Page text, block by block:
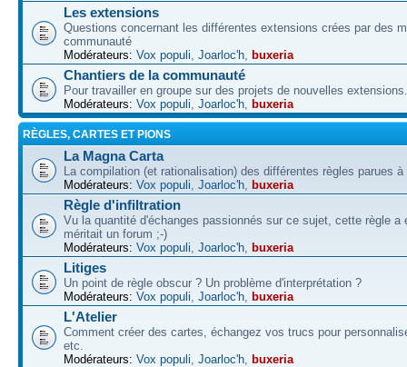
Les extensions
Questions concernant les différentes extensions crées par des
communauté
Modérateurs: Vox populi, Joarloc'h, buxeria
Chantiers de la communauté
Pour travailler en groupe sur des projets de nouvelles extensions.
Modérateurs: Vox populi, Joarloc'h, buxeria
RÈGLES, CARTES ET PIONS
La Magna Carta
La compilation (et rationalisation) des différentes règles parues à
Modérateurs: Vox populi, Joarloc'h, buxeria
Règle d'infiltration
Vu la quantité d'échanges passionnés sur ce sujet, cette règle a
méritait un forum ;-)
Modérateurs: Vox populi, Joarloc'h, buxeria
Litiges
Un point de règle obscur ? Un problème d'interprétation ?
Modérateurs: Vox populi, Joarloc'h, buxeria
L'Atelier
Comment créer des cartes, échangez vos trucs pour
etc.
Modérateurs: Vox populi, Joarloc'h, buxeria